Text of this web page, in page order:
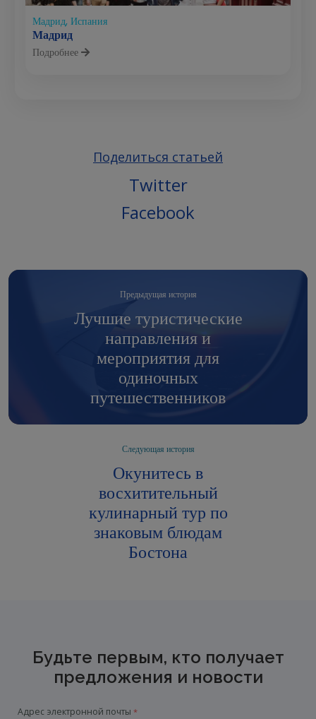
Мадрид, Испания
Мадрид
Подробнее
Поделиться статьей
Twitter
Facebook
Предыдущая история
Лучшие туристические
направления и
мероприятия для
одиночных
путешественников
Следующая история
Окунитесь в
восхитительный
кулинарный тур по
знаковым блюдам
Бостона
Будьте первым, кто получает
предложения и новости
Адрес электронной почты